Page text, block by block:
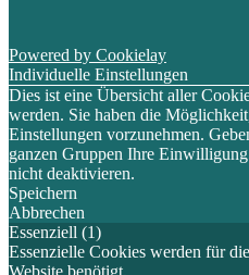
Powered by Cookielay
Individuelle Einstellungen
Dies ist eine Übersicht aller
werden. Sie haben die
Einstellungen vorzunehmen.
ganzen Gruppen Ihre
nicht deaktivieren.
Speichern
Abbrechen
Essenziell (1)
Essenzielle Cookies werden für
Website benötigt.